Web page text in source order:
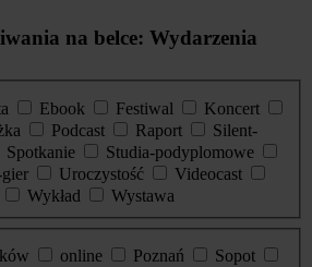
na belce: Wydarzenia
Ebook Festiwal
Koncert
Podcast Raport
Silent-
Spotkanie
Studia-podyplomowe
Uroczystość
Videocast
Wykład
Wystawa
online Poznań
Sopot